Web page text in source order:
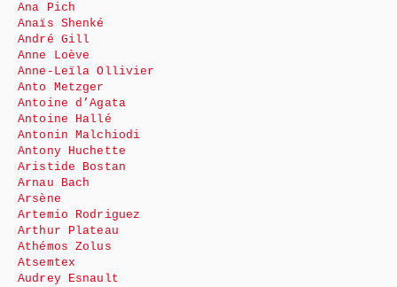
Ana Pich
Anaïs Shenké
André Gill
Anne Loève
Anne-Leïla Ollivier
Anto Metzger
Antoine d’Agata
Antoine Hallé
Antonin Malchiodi
Antony Huchette
Aristide Bostan
Arnau Bach
Arsène
Artemio Rodriguez
Arthur Plateau
Athémos Zolus
Atsemtex
Audrey Esnault